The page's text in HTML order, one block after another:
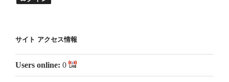
サイト アクセス情報
Users online: 0